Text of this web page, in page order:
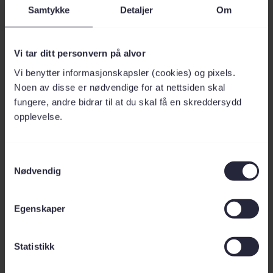
Samtykke Detaljer Om
Vi tar ditt personvern på alvor
Vi benytter informasjonskapsler (cookies) og pixels.
Noen av disse er nødvendige for at nettsiden skal
fungere, andre bidrar til at du skal få en skreddersydd
opplevelse.
Nødvendig
Egenskaper
Statistikk
9. B) Ja. Solceller yter bedre i kaldt vær.
Nå kan dere telle opp antall rette og se hvem som ble
Solkonge. Dersom du vil bryne deg på litt mer avanserte
spørsmål, ligger voksenquizen klar under.
feider i all vennskapelighet, benytter jeg herved sjansen til
å ønske deg og familien en riktig god påske!
Ok, hold deg fast. Her kommer de vanskelige: